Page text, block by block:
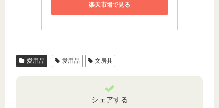
楽天市場で見る
愛用品 愛用品 文房具
シェアする